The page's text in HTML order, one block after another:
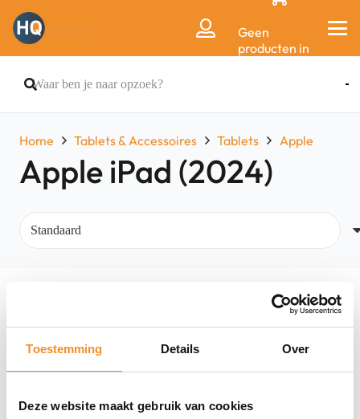
Toestemming Details Over
Deze website maakt gebruik van cookies
Geen
producten in
Home Tablets & Accessoires Tablets Apple
Apple iPad (2024)